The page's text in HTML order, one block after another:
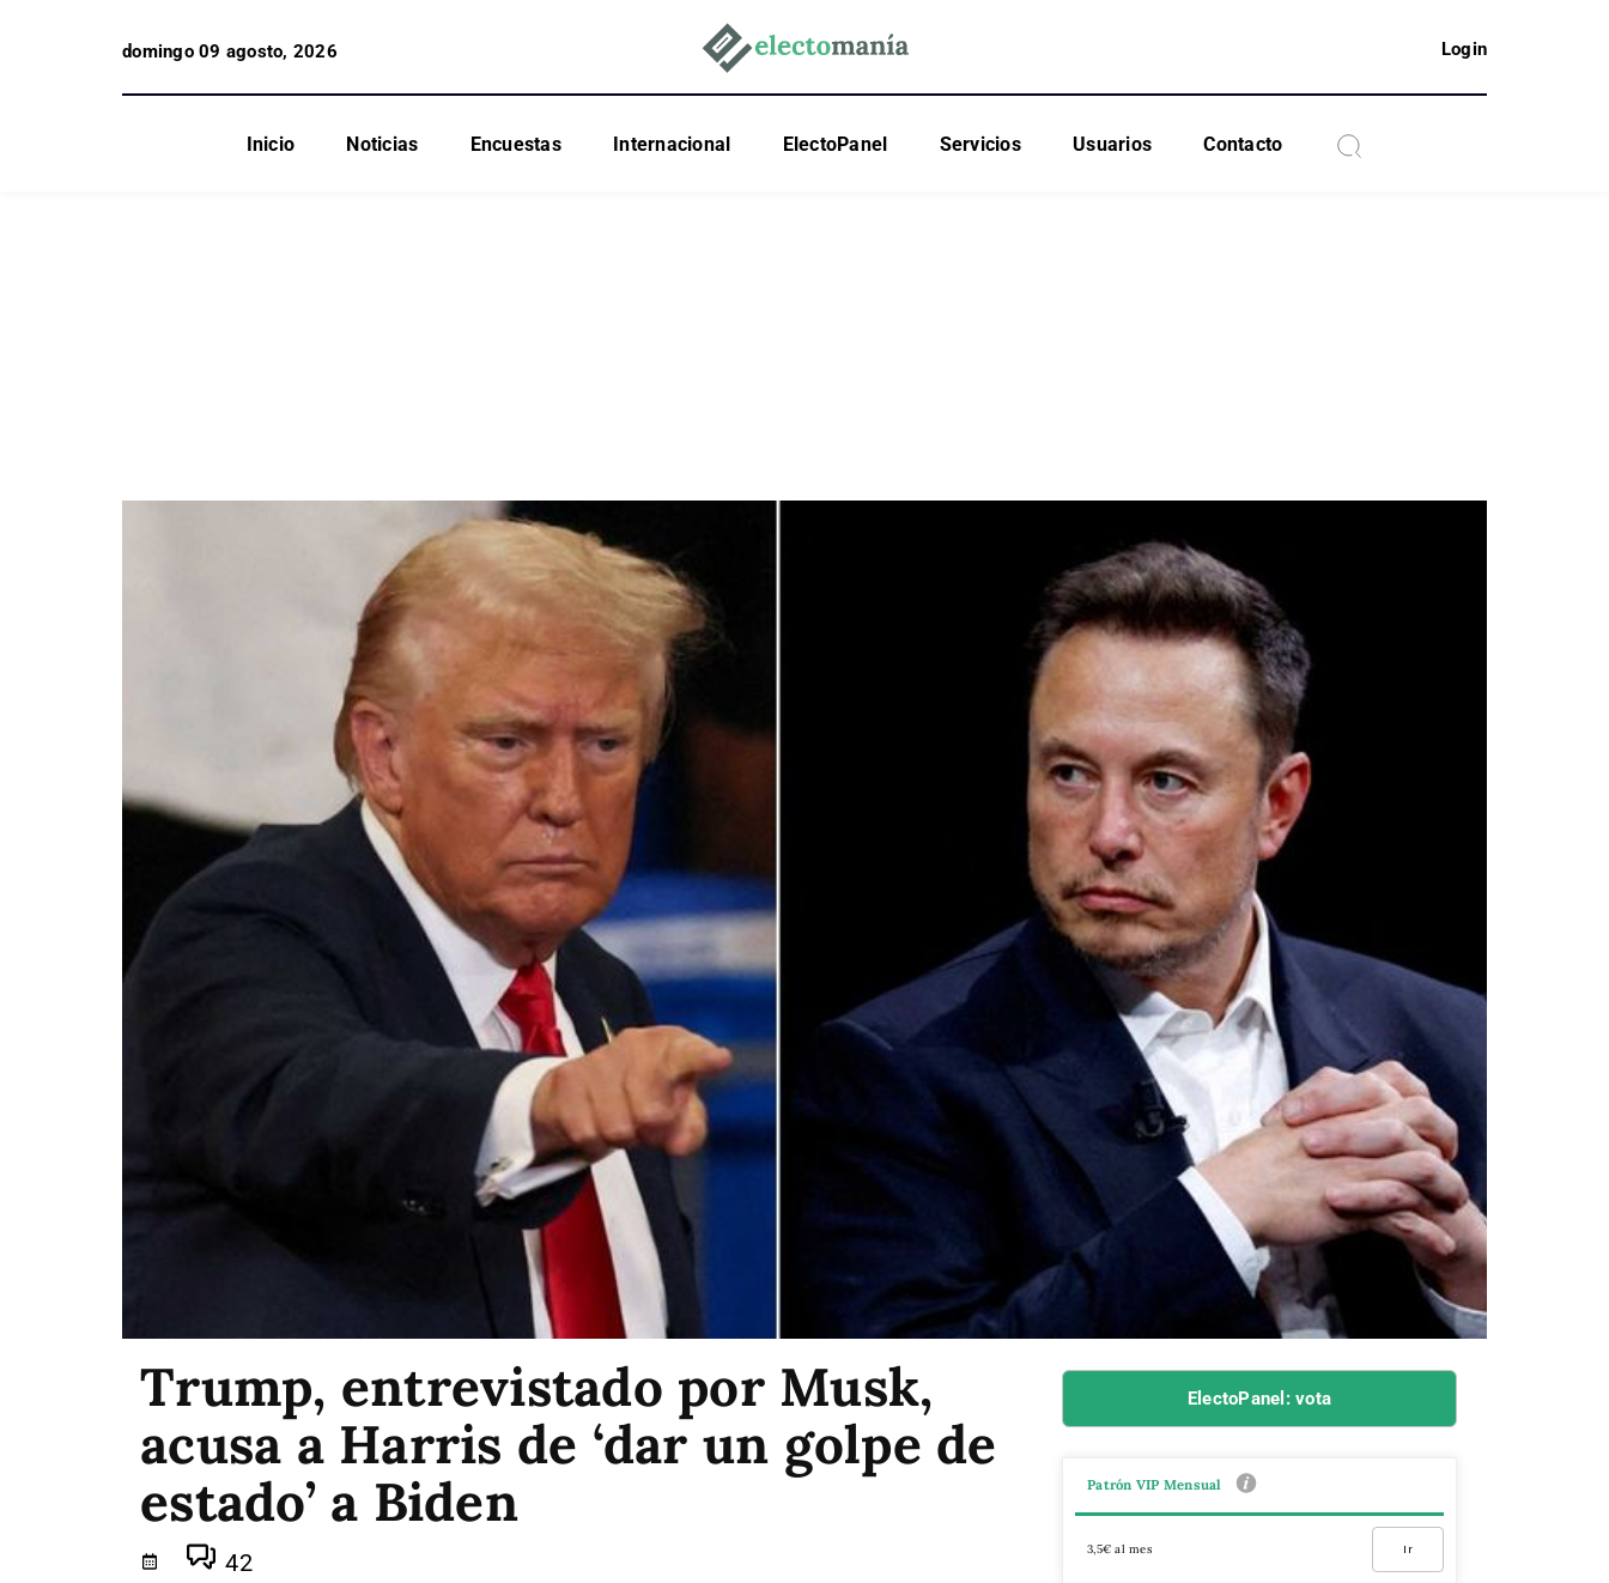
domingo 09 agosto, 2026 Login
Inicio Noticias Encuestas Internacional ElectoPanel Servicios Usuarios Contacto
Trump, entrevistado por Musk,
acusa a Harris de ‘dar un golpe de
estado’ a Biden
42
ElectoPanel: vota
Patrón VIP Mensual
3,5€ al mes Ir